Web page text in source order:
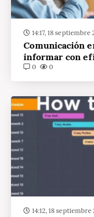
14:17, 18 septiembre
Comunicación
informar con
0 0
14:12, 18 septiembre